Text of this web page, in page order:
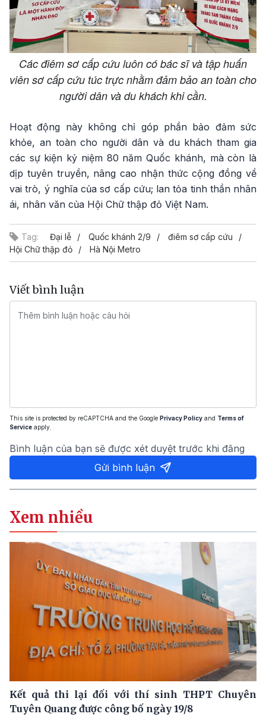
Các điêm sơ cấp cứu luôn có bác sĩ và tập huấn
viên sơ cấp cứu túc trực nhằm đảm bảo an toàn cho
người dân và du khách khi cần.
Hoạt động này không chỉ góp phần bảo đảm sức
khỏe, an toàn cho người dân và du khách tham gia
các sự kiện kỷ niệm 80 năm Quốc khánh, mà còn là
dịp tuyên truyền, nâng cao nhận thức cộng đồng về
vai trò, ý nghĩa của sơ cấp cứu; lan tỏa tinh thần nhân
ái, nhân văn của Hội Chữ thập đỏ Việt Nam.
Tag: Đại lễ Quốc khánh 2/9
điêm sơ cấp cứu
Hội Chữ thập đỏ
Hà Nội Metro
Viết bình luận
This site is protected by reCAPTCHA and the Google Privacy Policy and Terms of
Service apply.
Bình luận của bạn sẽ được xét duyệt trước khi đăng
Gửi bình luận
Xem nhiều
Kết quả thi lại đối với thí sinh THPT Chuyên
Tuyên Quang được công bố ngày 19/8